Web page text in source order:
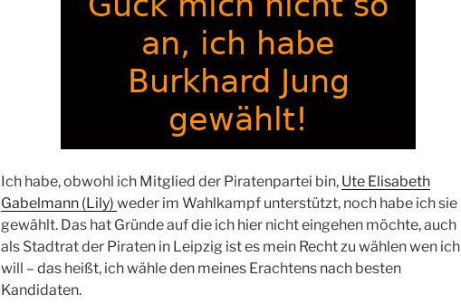
Ich habe, obwohl ich Mitglied der Piratenpartei bin, Ute Elisabeth
Gabelmann (Lily) weder im Wahlkampf unterstützt, noch habe ich sie
gewählt. Das hat Gründe auf die ich hier nicht eingehen möchte, auch
als Stadtrat der Piraten in Leipzig ist es mein Recht zu wählen wen ich
will – das heißt, ich wähle den meines Erachtens nach besten
Kandidaten.